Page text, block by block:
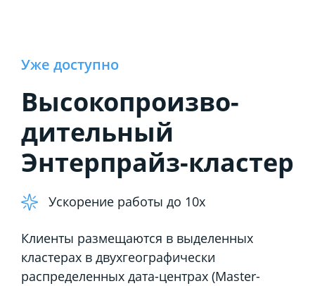
Уже доступно
Высокопроизво­
дительный
Энтерпрайз-кластер
Ускорение работы до 10х
Клиенты размещаются в выделенных
кластерах в двухгеографически
распределенных дата-центрах (Master-